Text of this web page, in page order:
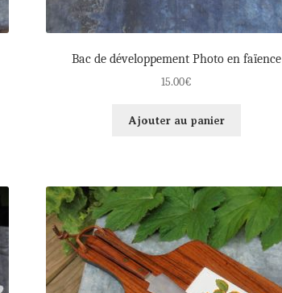
Bac de développement Photo en faïence
15.00€
Ajouter au panier